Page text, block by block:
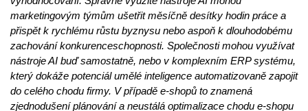
marketingovým týmům ušetřit měsíčně desítky hodin práce a
přispět k rychlému růstu byznysu nebo aspoň k dlouhodobému
zachování konkurenceschopnosti. Společnosti mohou využívat
nástroje AI buď samostatně, nebo v komplexním ERP systému,
který dokáže potenciál umělé inteligence automatizovaně zapojit
do celého chodu firmy. V případě e-shopů to znamená
zjednodušení plánování a neustálá optimalizace chodu e-shopu